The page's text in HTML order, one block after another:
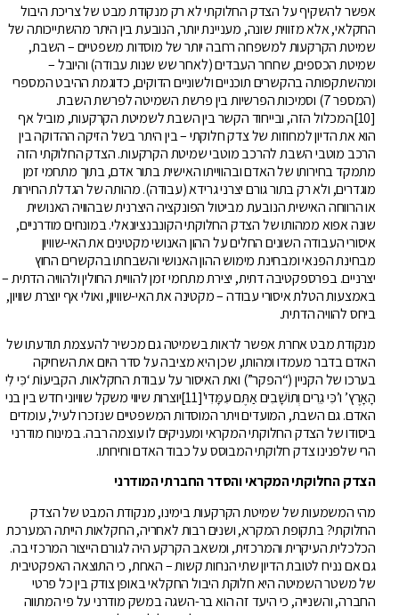
אפשר להשקיף על הצדק החלוקתי לא רק מנקודת מבט של צריכת היבול
החקלאי, אלא מזווית שונה, מעניינת יותר, הנובעת בין היתר מהשתייכותה של
שמיטת הקרקעות למשפחה רחבה יותר של מוסדות משפטיים – השבת,
שמיטת הכספים, שחרור העבדים (לאחר שש שנות עבודה) והיובל –
ומהשתקפותה בהקשרים תוכניים ולשוניים הדוקים, כדוגמת ההיבט המספרי
(המספר 7) וסמיכות הפרשיות בין פרשת השמיטה לפרשת השבת.
[10]המכלול הזה, ובייחוד הקשר בין השבת לשמיטת הקרקעות, מוביל אף
הוא את הדיון למחוזות של צדק חלוקתי – בין היתר בשל הזיקה ההדוקה בין
הרכב מוטבי השבת להרכב מוטבי שמיטת הקרקעות. הצדק החלוקתי הזה
מתמקד בחירותו של האדם ובהווייתו האישית בתור אדם, בתוך מתחמי זמן
מוגדרים, ולא רק בתור גורם יצרני גרידא (עבודה). מהותה של הגדלת החירות
או הרווחה האישית הנובעת מביטול הפונקציה היצרנית שבהוויה האנושית
שונה אפוא ממהותו של הצדק החלוקתי הקונבנציונאלי. במונחים מודרניים,
איסורי העבודה השונים החלים על ההון האנושי מקטינים את האי-שוויון
מבחינת הפנאי ומבחינת מימוש ההון האנושי והשבחתו בהקשרים החוץ
יצרניים. בפרספקטיבה דתית, יצירת מתחמי זמן להוויית החולין ולהוויה הדתית –
באמצעות הטלת איסורי עבודה – מקטינה את האי-שוויון, ואולי אף יוצרת שוויון,
ביחס להוויה הדתית.
מנקודת מבט אחרת אפשר לראות בשמיטה גם מכשיר להעצמת תודעתו של
האדם בדבר מעמדו ומהותו, שכן היא מציבה על סדר היום את השחיקה
בערכו של הקניין (“הפקר”) ואת האיסור על עבודת החקלאות. הקביעוֹת ‘כִּי לִי
הָאָרֶץ’ ו’כִּי גֵרִים וְתוֹשָׁבִים אַתֶּם עִמָּדִי'[11]יוצרות שיווי משקל שוויוני חדש בין בני
האדם. גם השבת, המועדים ויתר המוסדות המשפטיים שנזכרו לעיל, עומדים
ביסודו של הצדק החלוקתי המקראי ומעניקים לו עוצמה רבה. במינוח מודרני
הרי שלפנינו צדק חלוקתי המבוסס על כבוד האדם וחירותו.
הצדק החלוקתי המקראי והסדר החברתי המודרני
מהי המשמעות של שמיטת הקרקעות בימינו, מנקודת המבט של הצדק
החלוקתי? בתקופת המקרא, ושנים רבות לאחריה, החקלאות הייתה המערכת
הכלכלית העיקרית והמרכזית, ומשאב הקרקע היה לגורם הייצור המרכזי בה.
גם אם נניח לטובת הדיון שתי הנחות קשות – האחת, כי התוצאה האפקטיבית
של משטר השמיטה היא חלוקת היבול החקלאי באופן צודק בין כל פרטי
החברה, והשנייה, כי היעד זה הוא בר-השגה במשק מודרני על פי המתווה